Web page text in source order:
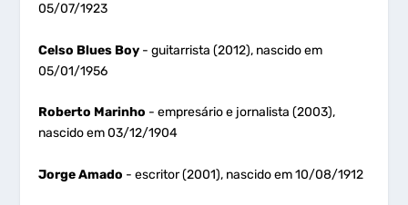
05/07/1923
Celso Blues Boy - guitarrista (2012), nascido em
05/01/1956
Roberto Marinho - empresário e jornalista (2003),
nascido em 03/12/1904
Jorge Amado - escritor (2001), nascido em 10/08/1912